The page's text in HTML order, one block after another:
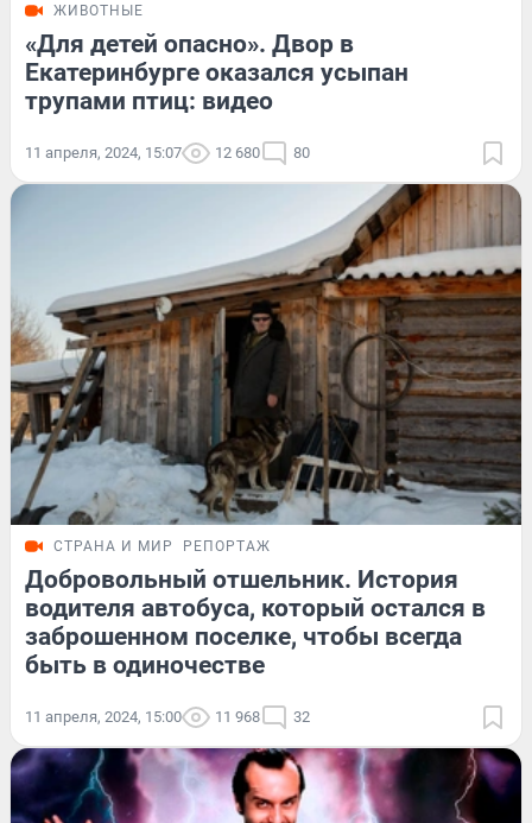
ЖИВОТНЫЕ
«Для детей опасно». Двор в
Екатеринбурге оказался усыпан
трупами птиц: видео
11 апреля, 2024, 15:07 12 680 80
СТРАНА И МИР РЕПОРТАЖ
Добровольный отшельник. История
водителя автобуса, который остался в
заброшенном поселке, чтобы всегда
быть в одиночестве
11 апреля, 2024, 15:00 11 968 32